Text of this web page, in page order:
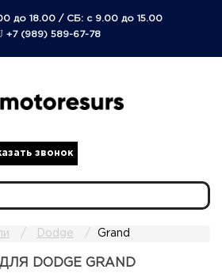
до 18.00/ СБ: с 9.00 до 15.00
+7 (989) 589-67-78
звонок
Dodge Grand
DODGE GRAND